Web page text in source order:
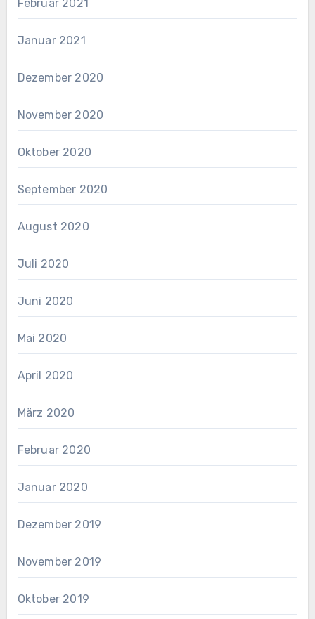
Februar 2021
Januar 2021
Dezember 2020
November 2020
Oktober 2020
September 2020
August 2020
Juli 2020
Juni 2020
Mai 2020
April 2020
März 2020
Februar 2020
Januar 2020
Dezember 2019
November 2019
Oktober 2019